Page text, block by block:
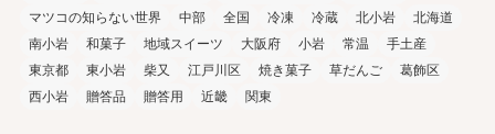
マツコの知らない世界
中部 全国 冷凍 冷蔵 北小岩
北海道
南小岩
和菓子 地域スイーツ 大阪府 小岩 常温
手土産
東京都
東小岩 柴又 江戸川区 焼き菓子 草だんご
葛飾区
西小岩
贈答品 贈答用 近畿 関東